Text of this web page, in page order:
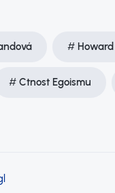
Ctnost Egoismu